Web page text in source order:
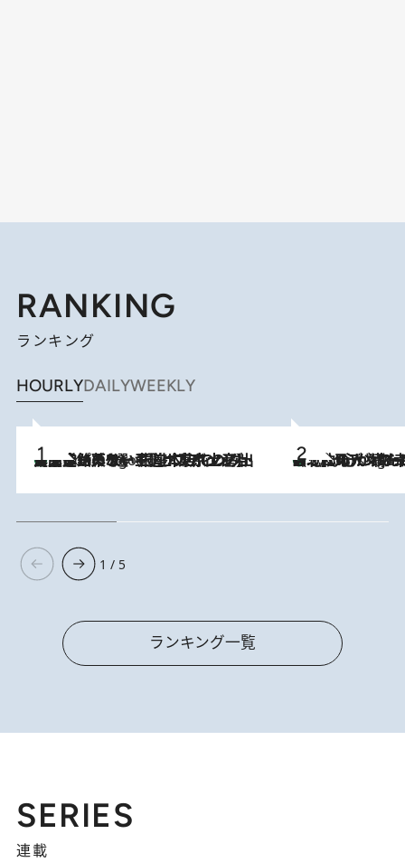
RANKING
ランキング
HOURLYDAILYWEEKLY
2 Hours Ago
【間違いのない王道・東京土産】資生堂パーラー 銀座本店でのみ出会える銘菓5選《極上プディング・濃厚チーズケーキ・ボンボンショコラほか》 2 Hours Ago
《北欧の人々の幸福度が高いのは…》元デンマーク親善大使が出会った“心が満たされる暮らし”「いいかげんにヒュッゲしなさい！」
1 / 5
ランキング一覧
SERIES
連載